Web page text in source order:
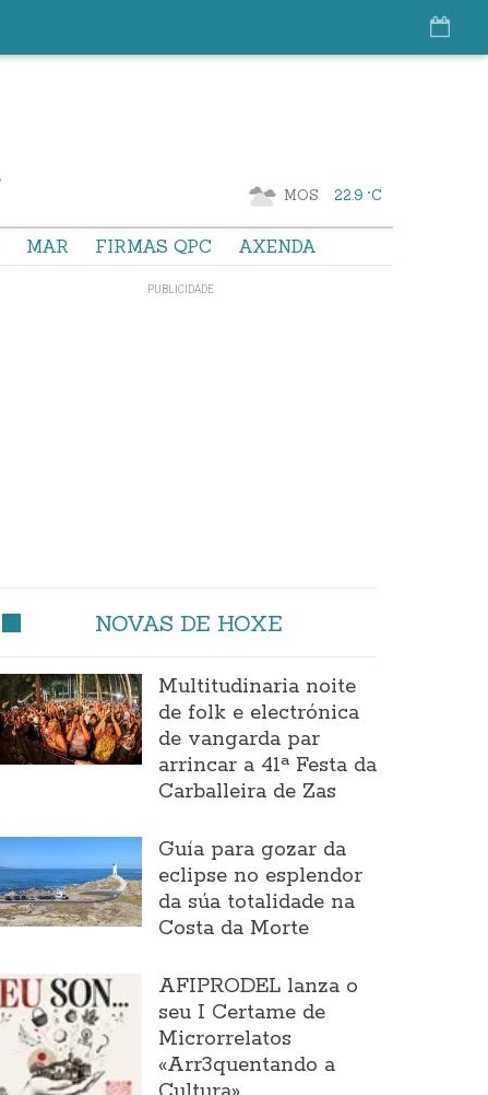
MOS 22.9 °C
MAR FIRMAS QPC AXENDA
NOVAS DE HOXE
Multitudinaria noite
de folk e electrónica
de vangarda par
arrincar a 41ª Festa da
Carballeira de Zas
Guía para gozar da
eclipse no esplendor
da súa totalidade na
Costa da Morte
AFIPRODEL lanza o
seu I Certame de
Microrrelatos
«Arr3quentando a